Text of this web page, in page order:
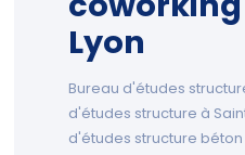
coworking
Lyon
Bureau d'études
d'études structure à
d'études structure béton